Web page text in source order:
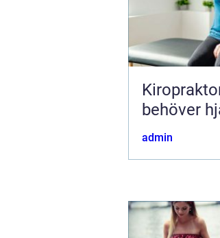
Kiropraktor täby
behöver
admin